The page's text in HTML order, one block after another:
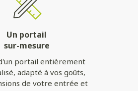
Un portail
sur-mesure
portail entièrement
adapté à vos goûts,
de votre entrée et